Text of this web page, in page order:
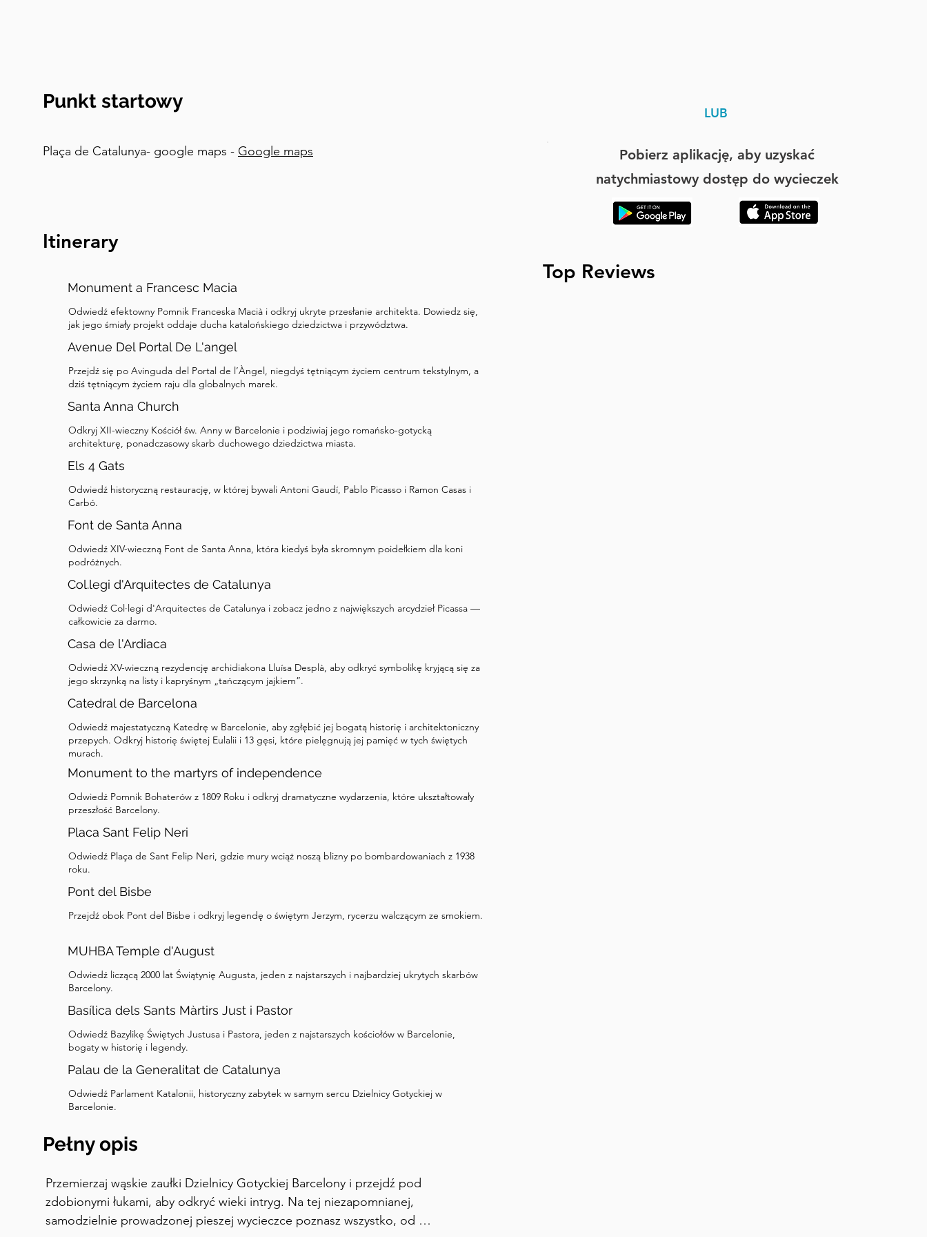
włączył pewne jej elementy do Sagrada Familia.
Punkt startowy
Plaça de Catalunya- google maps - Google maps
Itinerary
Monument a Francesc Macia
Odwiedź efektowny Pomnik Franceska Macià i odkryj ukryte przesłanie architekta. Dowiedz się,
jak jego śmiały projekt oddaje ducha katalońskiego dziedzictwa i przywództwa.
Avenue Del Portal De L'angel
Przejdź się po Avinguda del Portal de l’Àngel, niegdyś tętniącym życiem centrum tekstylnym, a
dziś tętniącym życiem raju dla globalnych marek.
Santa Anna Church
Odkryj XII-wieczny Kościół św. Anny w Barcelonie i podziwiaj jego romańsko-gotycką
architekturę, ponadczasowy skarb duchowego dziedzictwa miasta.
Els 4 Gats
Odwiedź historyczną restaurację, w której bywali Antoni Gaudí, Pablo Picasso i Ramon Casas i
Carbó.
Font de Santa Anna
Odwiedź XIV-wieczną Font de Santa Anna, która kiedyś była skromnym poidełkiem dla koni
podróżnych.
Col.legi d'Arquitectes de Catalunya
Odwiedź Col·legi d'Arquitectes de Catalunya i zobacz jedno z największych arcydzieł Picassa —
całkowicie za darmo.
Casa de l'Ardiaca
Odwiedź XV-wieczną rezydencję archidiakona Lluísa Desplà, aby odkryć symbolikę kryjącą się za
jego skrzynką na listy i kapryśnym „tańczącym jajkiem”.
Catedral de Barcelona
Odwiedź majestatyczną Katedrę w Barcelonie, aby zgłębić jej bogatą historię i architektoniczny
przepych. Odkryj historię świętej Eulalii i 13 gęsi, które pielęgnują jej pamięć w tych świętych
murach.
Monument to the martyrs of independence
Odwiedź Pomnik Bohaterów z 1809 Roku i odkryj dramatyczne wydarzenia, które ukształtowały
przeszłość Barcelony.
Placa Sant Felip Neri
Odwiedź Plaça de Sant Felip Neri, gdzie mury wciąż noszą blizny po bombardowaniach z 1938
roku.
Pont del Bisbe
Przejdź obok Pont del Bisbe i odkryj legendę o świętym Jerzym, rycerzu walczącym ze smokiem.
MUHBA Temple d'August
Odwiedź liczącą 2000 lat Świątynię Augusta, jeden z najstarszych i najbardziej ukrytych skarbów
Barcelony.
Basílica dels Sants Màrtirs Just i Pastor
Odwiedź Bazylikę Świętych Justusa i Pastora, jeden z najstarszych kościołów w Barcelonie,
bogaty w historię i legendy.
Palau de la Generalitat de Catalunya
Odwiedź Parlament Katalonii, historyczny zabytek w samym sercu Dzielnicy Gotyckiej w
Barcelonie.
LUB
Pobierz aplikację, aby uzyskać
natychmiastowy dostęp do wycieczek
Top Reviews
Pełny opis
Przemierzaj wąskie zaułki Dzielnicy Gotyckiej Barcelony i przejdź pod
zdobionymi łukami, aby odkryć wieki intryg. Na tej niezapomnianej,
samodzielnie prowadzonej pieszej wycieczce poznasz wszystko, od